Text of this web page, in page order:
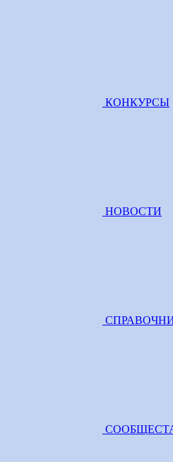
КОНКУРСЫ
НОВОСТИ